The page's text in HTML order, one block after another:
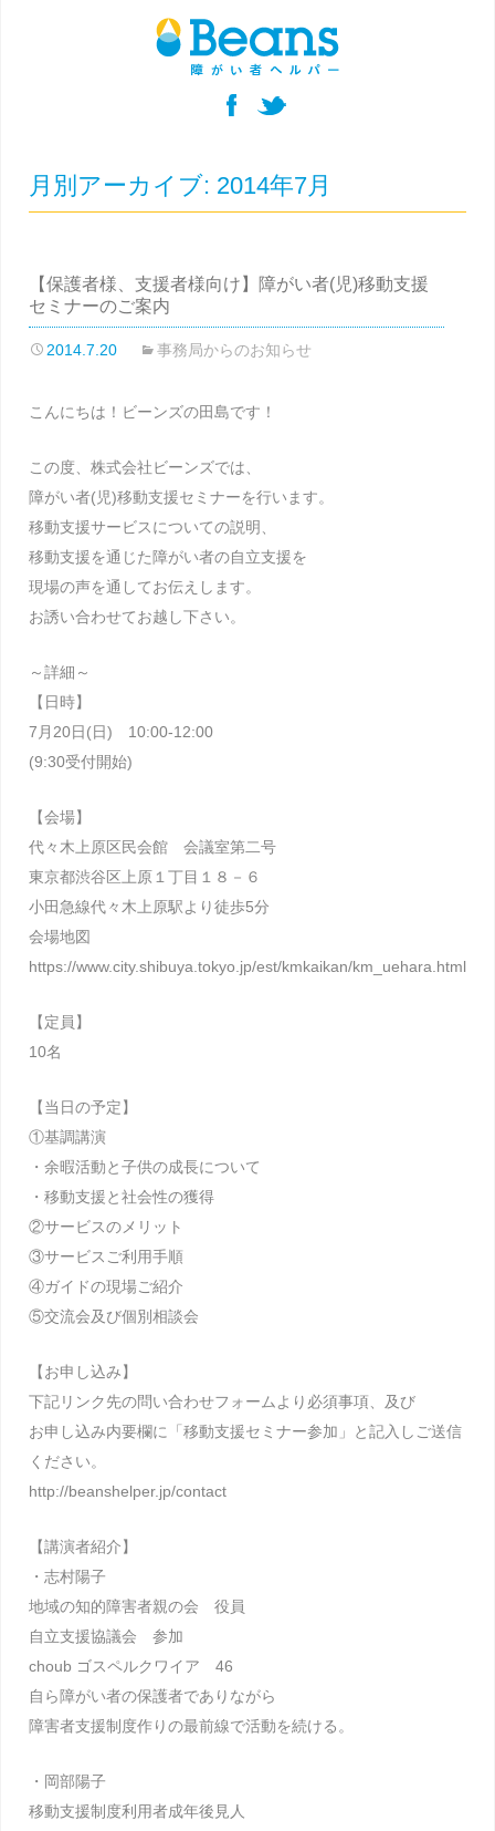
月別アーカイブ: 2014年7月
【保護者様、支援者様向け】障がい者(児)移動支援
セミナーのご案内
2014.7.20 事務局からのお知らせ
こんにちは！ビーンズの田島です！
この度、株式会社ビーンズでは、
障がい者(児)移動支援セミナーを行います。
移動支援サービスについての説明、
移動支援を通じた障がい者の自立支援を
現場の声を通してお伝えします。
お誘い合わせてお越し下さい。
～詳細～
【日時】
7月20日(日) 10:00-12:00
(9:30受付開始)
【会場】
代々木上原区民会館 会議室第二号
東京都渋谷区上原１丁目１８－６
小田急線代々木上原駅より徒歩5分
会場地図
https://www.city.shibuya.tokyo.jp/est/kmkaikan/km_uehara.html
【定員】
10名
【当日の予定】
①基調講演
・余暇活動と子供の成長について
・移動支援と社会性の獲得
②サービスのメリット
③サービスご利用手順
④ガイドの現場ご紹介
⑤交流会及び個別相談会
【お申し込み】
下記リンク先の問い合わせフォームより必須事項、及び
お申し込み内要欄に「移動支援セミナー参加」と記入しご送信
ください。
http://beanshelper.jp/contact
【講演者紹介】
・志村陽子
地域の知的障害者親の会 役員
自立支援協議会 参加
choub ゴスペルクワイア 46
自ら障がい者の保護者でありながら
障害者支援制度作りの最前線で活動を続ける。
・岡部陽子
移動支援制度利用者成年後見人